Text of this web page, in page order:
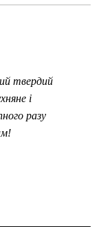
твердий
і
разу